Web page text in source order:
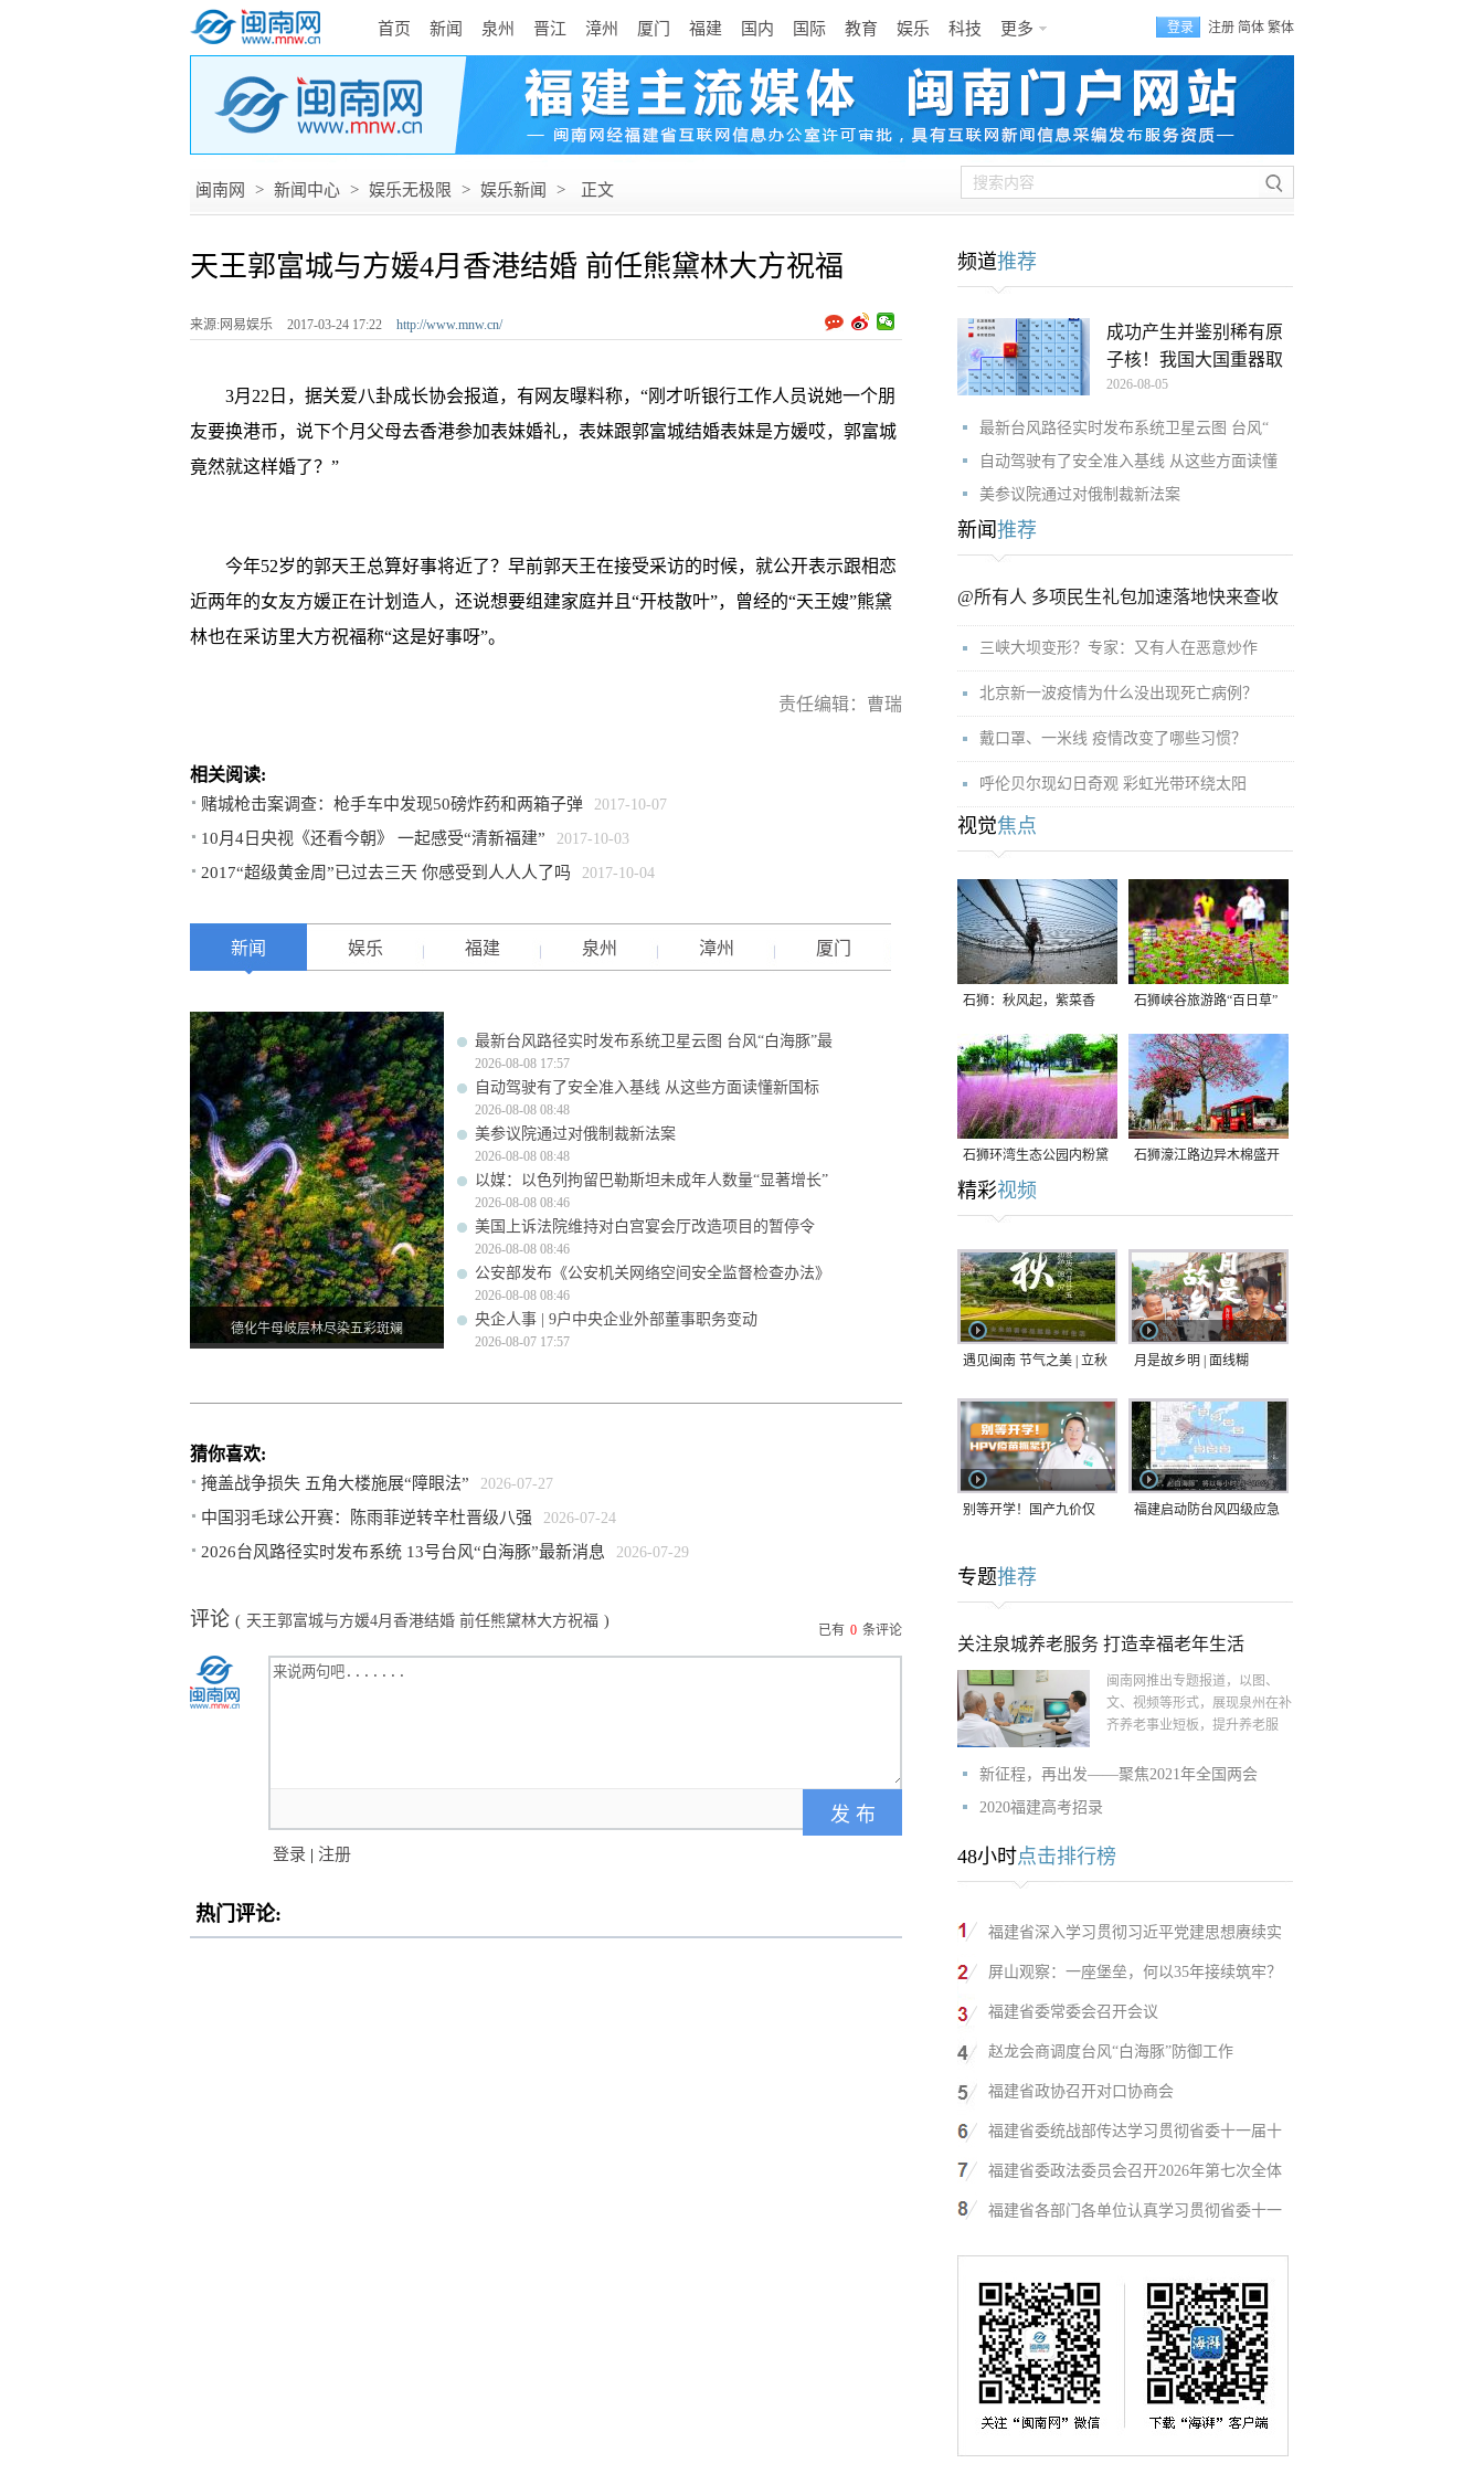
首页 新闻 泉州 晋江 漳州 厦门 福建 国内 国际 教育 娱乐 科技 更多 登录 注册 简体 繁体
闽南网 > 新闻中心 > 娱乐无极限 > 娱乐新闻 > 正文
天王郭富城与方媛4月香港结婚 前任熊黛林大方祝福
来源:网易娱乐 2017-03-24 17:22 http://www.mnw.cn/
3月22日，据关爱八卦成长协会报道，有网友曝料称，“刚才听银行工作人员说她一个朋
友要换港币，说下个月父母去香港参加表妹婚礼，表妹跟郭富城结婚表妹是方媛哎，郭富城
竟然就这样婚了？”
今年52岁的郭天王总算好事将近了？早前郭天王在接受采访的时候，就公开表示跟相恋
近两年的女友方媛正在计划造人，还说想要组建家庭并且“开枝散叶”，曾经的“天王嫂”熊黛
林也在采访里大方祝福称“这是好事呀”。
责任编辑：曹瑞
相关阅读:
赌城枪击案调查：枪手车中发现50磅炸药和两箱子弹 2017-10-07
10月4日央视《还看今朝》 一起感受“清新福建” 2017-10-03
2017“超级黄金周”已过去三天 你感受到人人人了吗 2017-10-04
新闻 娱乐 福建 泉州 漳州 厦门
德化牛母岐层林尽染五彩斑斓
最新台风路径实时发布系统卫星云图 台风“白海豚”最
2026-08-08 17:57
自动驾驶有了安全准入基线 从这些方面读懂新国标
2026-08-08 08:48
美参议院通过对俄制裁新法案
2026-08-08 08:48
以媒：以色列拘留巴勒斯坦未成年人数量“显著增长”
2026-08-08 08:46
美国上诉法院维持对白宫宴会厅改造项目的暂停令
2026-08-08 08:46
公安部发布《公安机关网络空间安全监督检查办法》
2026-08-08 08:46
央企人事 | 9户中央企业外部董事职务变动
2026-08-07 17:57
猜你喜欢:
掩盖战争损失 五角大楼施展“障眼法” 2026-07-27
中国羽毛球公开赛：陈雨菲逆转辛杜晋级八强 2026-07-24
2026台风路径实时发布系统 13号台风“白海豚”最新消息 2026-07-29
评论 ( 天王郭富城与方媛4月香港结婚 前任熊黛林大方祝福 )
已有 0 条评论
登录 | 注册
热门评论:
频道推荐
成功产生并鉴别稀有原
子核！我国大国重器取
2026-08-05
最新台风路径实时发布系统卫星云图 台风“
自动驾驶有了安全准入基线 从这些方面读懂
美参议院通过对俄制裁新法案
新闻 推荐
@所有人 多项民生礼包加速落地快来查收
三峡大坝变形？专家：又有人在恶意炒作
北京新一波疫情为什么没出现死亡病例？
戴口罩、一米线 疫情改变了哪些习惯？
呼伦贝尔现幻日奇观 彩虹光带环绕太阳
视觉焦点
石狮：秋风起，紫菜香 石狮峡谷旅游路“百日草”
争相斗艳
石狮环湾生态公园内粉黛
乱子草盛放
石狮濠江路边异木棉盛开
精彩视频
遇见闽南 节气之美 | 立秋 月是故乡明 | 面线糊
别等开学！国产九价仅
紧打
福建启动防台风四级应急
专题推荐
关注泉城养老服务 打造幸福老年生活
闽南网推出专题报道，以图、
文、视频等形式，展现泉州在补
齐养老事业短板，提升养老服
新征程，再出发——聚焦2021年全国两会
2020福建高考招录
48小时点击排行榜
福建省深入学习贯彻习近平党建思想赓续实
屏山观察：一座堡垒，何以35年接续筑牢？
福建省委常委会召开会议
赵龙会商调度台风“白海豚”防御工作
福建省政协召开对口协商会
福建省委统战部传达学习贯彻省委十一届十
福建省委政法委员会召开2026年第七次全体
福建省各部门各单位认真学习贯彻省委十一